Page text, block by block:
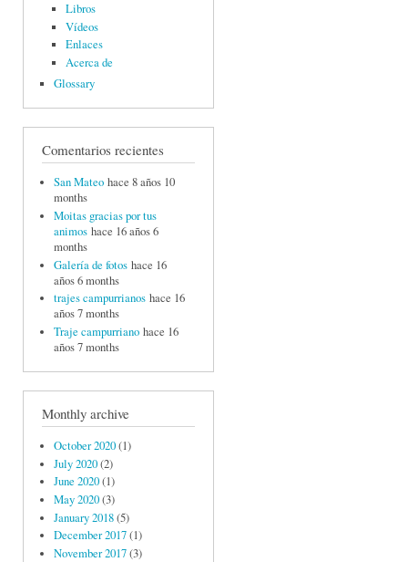
Libros
Vídeos
Enlaces
Acerca de
Glossary
Comentarios recientes
San Mateo hace 8 años 10
months
Moitas gracias por tus
animos hace 16 años 6
months
Galería de fotos hace 16
años 6 months
trajes campurrianos hace 16
años 7 months
Traje campurriano hace 16
años 7 months
Monthly archive
October 2020(1)
July 2020(2)
June 2020(1)
May 2020(3)
January 2018(5)
December 2017(1)
November 2017(3)